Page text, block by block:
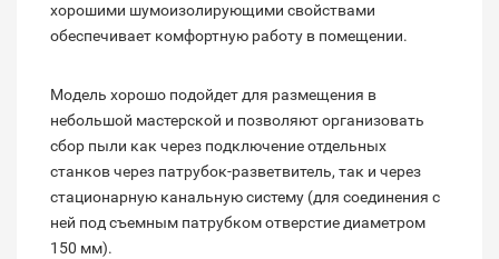
хорошими шумоизолирующими свойствами
обеспечивает комфортную работу в помещении.
Модель хорошо подойдет для размещения в
небольшой мастерской и позволяют организовать
сбор пыли как через подключение отдельных
станков через патрубок-разветвитель, так и через
стационарную канальную систему (для соединения с
ней под съемным патрубком отверстие диаметром
150 мм).